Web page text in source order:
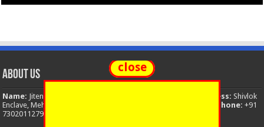
About Us
Name: Jitendra Singh Address: Shivlok
Enclave, Mehuwala Mafi, Dehradun, Uttarakhand, 248001, India
Phone: +91
7302011279
close